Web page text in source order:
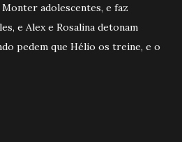
adolescentes, e faz
e Alex e Rosalina detonam
pedem que Hélio os treine, e o